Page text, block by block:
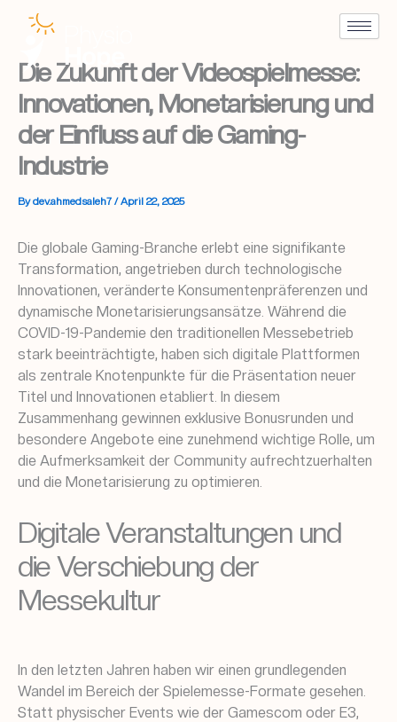
Die Zukunft der Videospielmesse:
Innovationen, Monetarisierung und
der Einfluss auf die Gaming-
Industrie
Bydev.ahmedsaleh7 /April 22, 2025
Die globale Gaming-Branche erlebt eine signifikante
Transformation, angetrieben durch technologische
Innovationen, veränderte Konsumentenpräferenzen und
dynamische Monetarisierungsansätze. Während die
COVID-19-Pandemie den traditionellen Messebetrieb
stark beeinträchtigte, haben sich digitale Plattformen
als zentrale Knotenpunkte für die Präsentation neuer
Titel und Innovationen etabliert. In diesem
Zusammenhang gewinnen exklusive Bonusrunden und
besondere Angebote eine zunehmend wichtige Rolle, um
die Aufmerksamkeit der Community aufrechtzuerhalten
und die Monetarisierung zu optimieren.
Digitale Veranstaltungen und
die Verschiebung der
Messekultur
In den letzten Jahren haben wir einen grundlegenden
Wandel im Bereich der Spielemesse-Formate gesehen.
Statt physischer Events wie der Gamescom oder E3,